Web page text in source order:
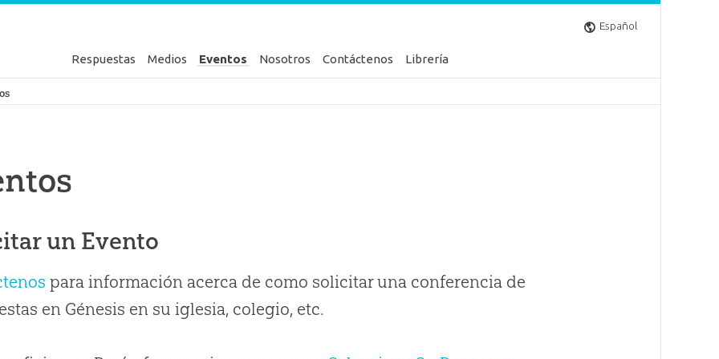
Español
Respuestas Medios Eventos Nosotros Contáctenos Librería
Génesis
un Evento
para información acerca de como solicitar una conferencia de
en Génesis en su iglesia, colegio, etc.